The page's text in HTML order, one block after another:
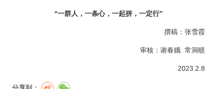
“一群人，一条心，一起拼，一定行”
撰稿：张雪霞
审核：谢春娥 常洞赜
2023.2.8